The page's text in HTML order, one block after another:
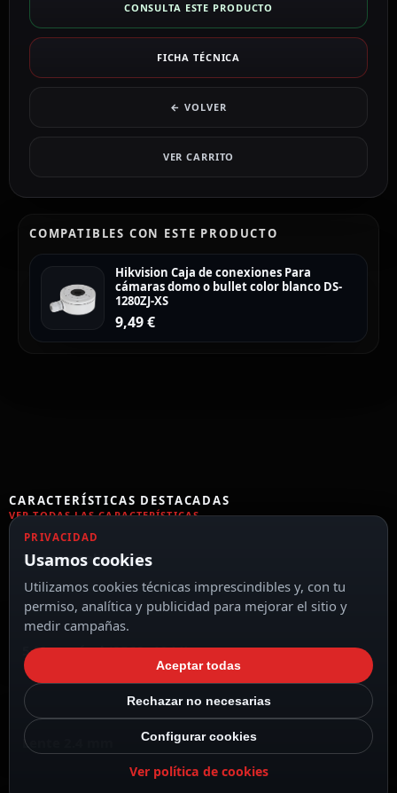
CONSULTA ESTE PRODUCTO
FICHA TÉCNICA
← VOLVER
VER CARRITO
COMPATIBLES CON ESTE PRODUCTO
Hikvision Caja de conexiones Para
cámaras domo o bullet color blanco DS-
1280ZJ-XS
9,49€
CARACTERÍSTICAS DESTACADAS
VER TODAS LAS CARACTERÍSTICAS
Impermeable IP67
5 Megapíxel (2560x1944)
Lente 2.4 mm
PRIVACIDAD
Usamos cookies
Utilizamos cookies técnicas imprescindibles y, con tu
permiso, analítica y publicidad para mejorar el sitio y
medir campañas.
Aceptar todas
Rechazar no necesarias
Configurar cookies
Ver política de cookies